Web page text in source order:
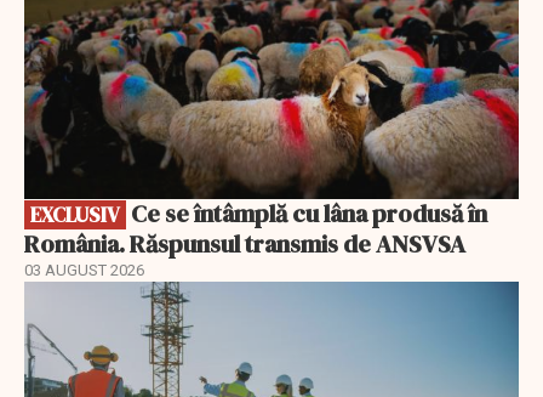
EXCLUSIV
România. Răspunsul transmis de ANSVSA
03 AUGUST 2026